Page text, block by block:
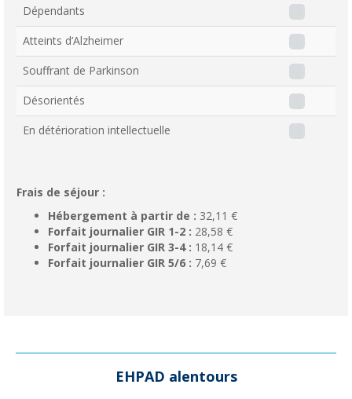
Dépendants
Atteints d’Alzheimer
Souffrant de Parkinson
Désorientés
En détérioration intellectuelle
Frais de séjour :
Hébergement à partir de : 32,11 €
Forfait journalier GIR 1-2 : 28,58 €
Forfait journalier GIR 3-4 : 18,14 €
Forfait journalier GIR 5/6 : 7,69 €
EHPAD alentours